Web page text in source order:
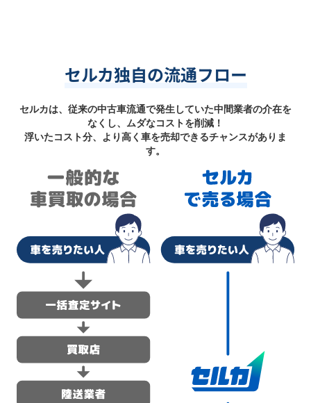
セルカ独自の流通フロー
セルカは、従来の中古車流通で発生していた中間業者の介在を
なくし、ムダなコストを削減！
浮いたコスト分、より高く車を売却できるチャンスがありま
す。